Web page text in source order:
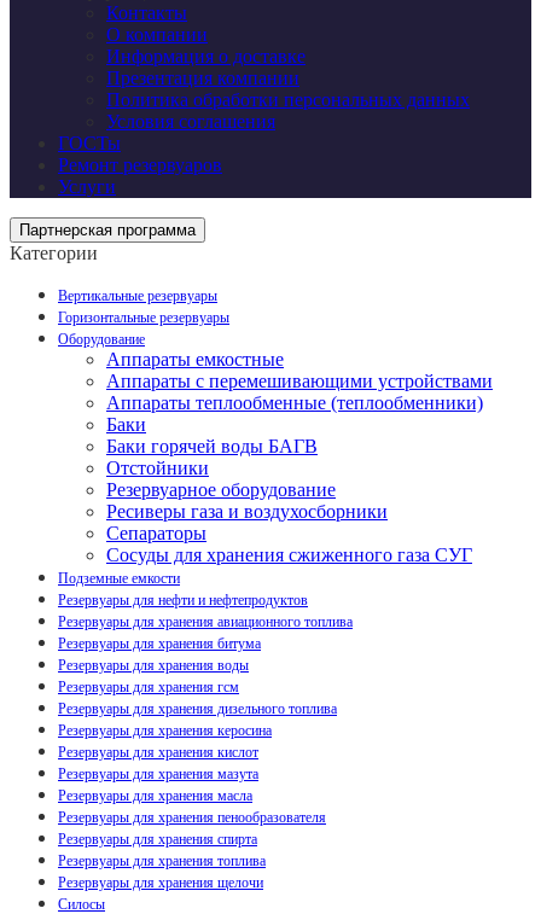
Контакты
О компании
Информация о доставке
Презентация компании
Политика обработки персональных данных
Условия соглашения
ГОСТы
Ремонт резервуаров
Услуги
Партнерская программа
Категории
Вертикальные резервуары
Горизонтальные резервуары
Оборудование
Аппараты емкостные
Аппараты с перемешивающими устройствами
Аппараты теплообменные (теплообменники)
Баки
Баки горячей воды БАГВ
Отстойники
Резервуарное оборудование
Ресиверы газа и воздухосборники
Сепараторы
Сосуды для хранения сжиженного газа СУГ
Подземные емкости
Резервуары для нефти и нефтепродуктов
Резервуары для хранения авиационного топлива
Резервуары для хранения битума
Резервуары для хранения воды
Резервуары для хранения гсм
Резервуары для хранения дизельного топлива
Резервуары для хранения керосина
Резервуары для хранения кислот
Резервуары для хранения мазута
Резервуары для хранения масла
Резервуары для хранения пенообразователя
Резервуары для хранения спирта
Резервуары для хранения топлива
Резервуары для хранения щелочи
Силосы